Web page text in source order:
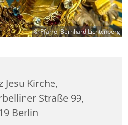
© Pfarrei Bernhard Lichtenberg
Jesu Kirche,
Straße 99,
Berlin